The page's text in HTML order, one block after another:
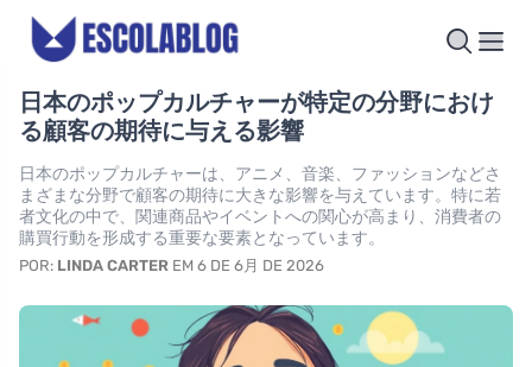
日本のポップカルチャーが特定の分野におけ
る顧客の期待に与える影響
日本のポップカルチャーは、アニメ、音楽、ファッションなどさ
まざまな分野で顧客の期待に大きな影響を与えています。特に若
者文化の中で、関連商品やイベントへの関心が高まり、消費者の
購買行動を形成する重要な要素となっています。
POR: LINDA CARTER EM 6 DE 6月 DE 2026